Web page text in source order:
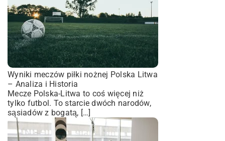
Wyniki meczów piłki nożnej Polska Litwa
– Analiza i Historia
Mecze Polska-Litwa to coś więcej niż
tylko futbol. To starcie dwóch narodów,
sąsiadów z bogatą, […]